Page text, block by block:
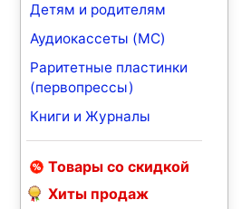
Детям и родителям
Аудиокассеты (MC)
Раритетные пластинки
(первопрессы)
Книги и Журналы
Товары со скидкой
Хиты продаж